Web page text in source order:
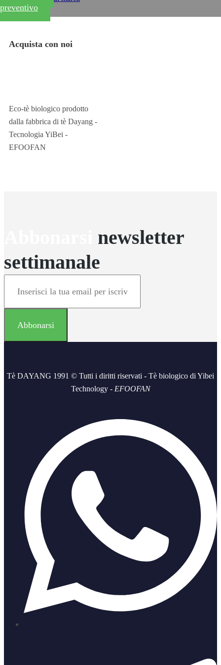
preventivo
Acquista con noi
Eco-tè biologico prodotto
dalla fabbrica di tè Dayang -
Tecnologia YiBei -
EFOOFAN
newsletter
settimanale
Tè DAYANG 1991 © Tutti i diritti riservati - Tè biologico di Yibei
Technology - EFOOFAN